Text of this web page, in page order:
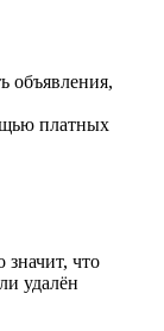
объявления,
платных
что
удалён